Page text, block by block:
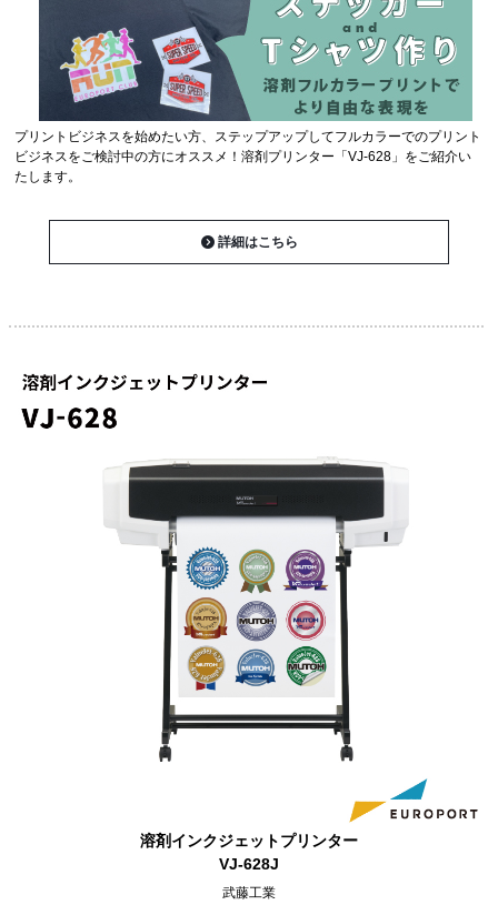
プリントビジネスを始めたい方、ステップアップしてフルカラーでのプリント
ビジネスをご検討中の方にオススメ！溶剤プリンター「VJ-628」をご紹介い
たします。
詳細はこちら
溶剤インクジェットプリンター
VJ-628J
武藤工業